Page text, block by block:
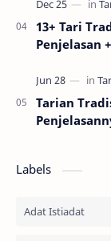
13+ Tari
Penjelasan
Tarian
Labels
Adat Istiadat